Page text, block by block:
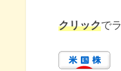
クリックで